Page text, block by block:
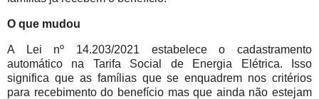
O que mudou
A Lei nº 14.203/2021 estabelece o cadastramento
automático na Tarifa Social de Energia Elétrica. Isso
significa que as famílias que se enquadrem nos critérios
para recebimento do benefício mas que ainda não estejam